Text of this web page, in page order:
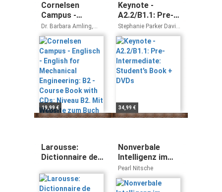
Cornelsen
Campus -
Englisch -
English for
Mechanical
Engineering: B2 -
Course Book
with CDs: Niveau
B2. Mit Website
zum Buch
Dr. Barbara Amling,
Marian Dunn, David
Howey, Amanda Ilic, Dr.
Bettina Raaf, Nicholas
Regan
19,99 €
Keynote -
A2.2/B1.1: Pre-
Intermediate:
Student's Book
+ DVDs
Stephanie Parker David
Bohlke
34,99 €
Larousse:
Dictionnaire de
Wörterbuch
Nonverbale
Intelligenz im
Klassenzimmer:
Unterrichten mit
Logik & Liebe
Pearl Nitsche